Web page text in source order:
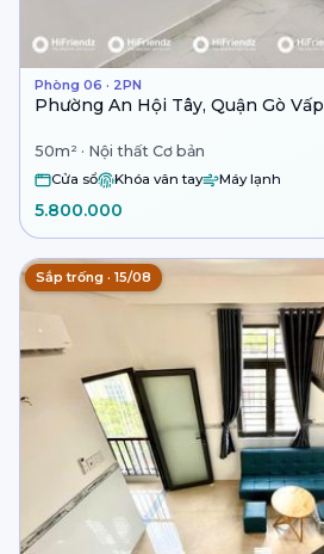
Phòng 06 · 2PN
Phường An Hội Tây, Quận Gò Vấp
50m² · Nội thất Cơ bản
Cửa sổ Khóa vân tay Máy lạnh
5.800.000
Sắp trống · 15/08